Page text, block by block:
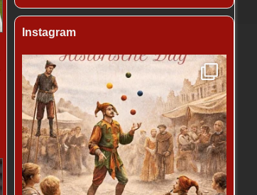
Instagram